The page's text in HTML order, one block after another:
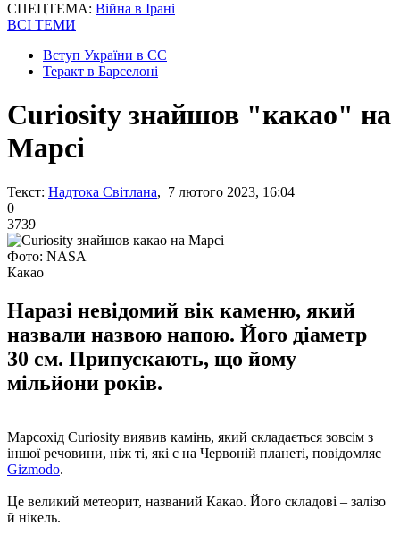
СПЕЦТЕМА: Війна в Ірані
ВСІ ТЕМИ
Вступ України в ЄС
Теракт в Барселоні
Curiosity знайшов "какао" на
Марсі
Текст: Надтока Світлана, 7 лютого 2023, 16:04
0
3739
Фото: NASA
Какао
Наразі невідомий вік каменю, який
назвали назвою напою. Його діаметр
30 см. Припускають, що йому
мільйони років.
Марсохід Curiosity виявив камінь, який складається зовсім з
іншої речовини, ніж ті, які є на Червоній планеті, повідомляє
Gizmodo.
Це великий метеорит, названий Какао. Його складові – залізо
й нікель.